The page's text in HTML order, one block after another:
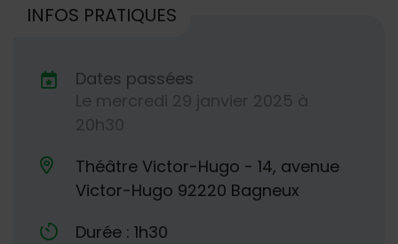
INFOS PRATIQUES
Dates de planification
Dates passées
Le mercredi 29 janvier 2025 à
20h30
Lieu alternatif
Théâtre Victor-Hugo - 14, avenue
Victor-Hugo 92220 Bagneux
Durée : 1h30